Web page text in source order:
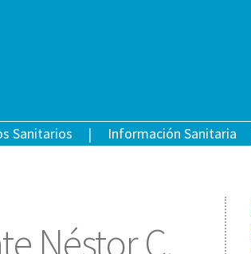
Sanitarios Información Sanitaria
Néstor C.